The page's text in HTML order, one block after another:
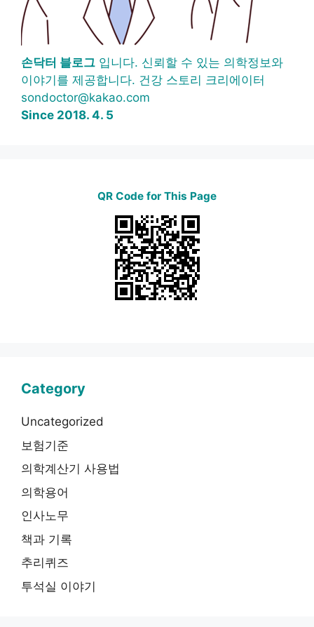
손닥터 블로그 입니다. 신뢰할 수 있는 의학정보와
이야기를 제공합니다. 건강 스토리 크리에이터
sondoctor@kakao.com
Since 2018. 4. 5
QR Code for This Page
Category
Uncategorized
보험기준
의학계산기 사용법
의학용어
인사노무
책과 기록
추리퀴즈
투석실 이야기